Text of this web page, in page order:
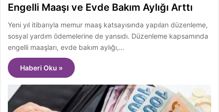
Engelli Maaşı ve Evde Bakım Aylığı Arttı
Yeni yıl itibarıyla memur maaş katsayısında yapılan düzenleme,
sosyal yardım ödemelerine de yansıdı. Düzenleme kapsamında
engelli maaşları, evde bakım aylığı,…
Haberi Oku »